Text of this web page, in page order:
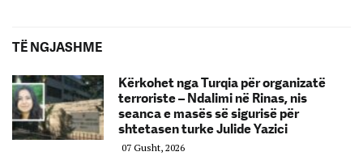
TË NGJASHME
Kërkohet nga Turqia për organizatë
terroriste – Ndalimi në Rinas, nis
seanca e masës së sigurisë për
shtetasen turke Julide Yazici
07 Gusht, 2026